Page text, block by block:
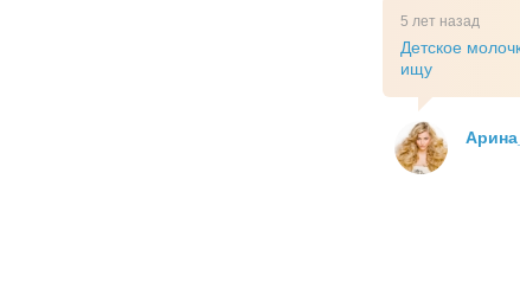
5 лет назад
Детское
ищу